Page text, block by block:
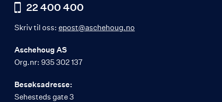
22 400 400
Skriv til oss: epost@aschehoug.no
Aschehoug AS
Org.nr: 935 302 137
Besøksadresse:
Sehesteds gate 3